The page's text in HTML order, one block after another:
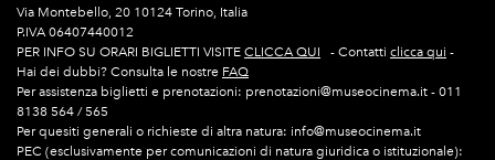
Via Montebello, 20 10124 Torino, Italia
P.IVA 06407440012
PER INFO SU ORARI BIGLIETTI VISITE CLICCA QUI - Contatti clicca qui -
Hai dei dubbi? Consulta le nostre FAQ
Per assistenza biglietti e prenotazioni: prenotazioni@museocinema.it - 011
8138 564 / 565
Per quesiti generali o richieste di altra natura: info@museocinema.it
PEC (esclusivamente per comunicazioni di natura giuridica o istituzionale):